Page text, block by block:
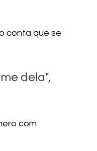
conta que se
dela",
com